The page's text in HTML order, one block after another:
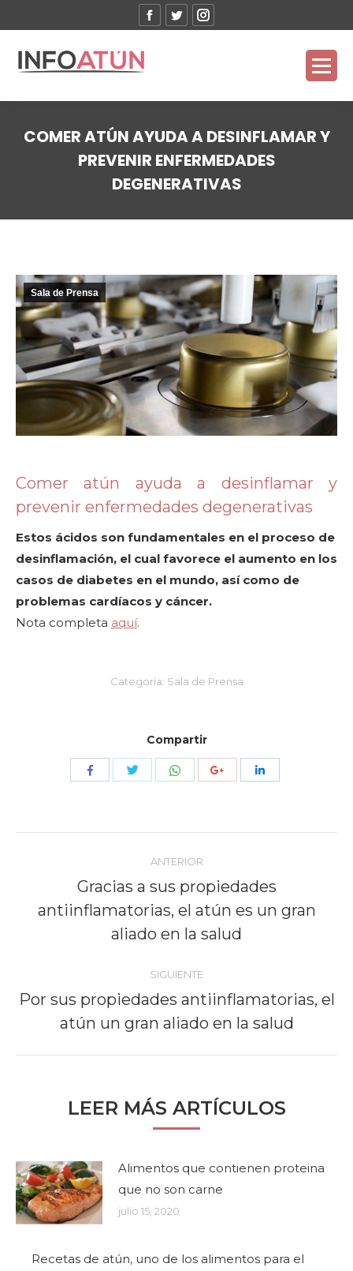
Facebook
Twitter
COMER ATÚN AYUDA A DESINFLAMAR Y
PREVENIR ENFERMEDADES
DEGENERATIVAS
Sala de Prensa
Comer atún ayuda a desinflamar y
prevenir enfermedades degenerativas
Estos ácidos son fundamentales en el proceso de
desinflamación, el cual favorece el aumento en los
casos de diabetes en el mundo, así como de
problemas cardíacos y cáncer.
Nota completa aquí.
Categoría: Sala de Prensa
Compartir
CompartirCompartir Compartir Compartir
Navegación
entre
publicaciones
ANTERIOR
Publicación
anterior:
Gracias a sus propiedades
antiinflamatorias, el atún es un gran
aliado en la salud
SIGUIENTE
siguiente:
Por sus propiedades antiinflamatorias, el
atún un gran aliado en la salud
LEER MÁS ARTÍCULOS
Alimentos que contienen proteina
que no son carne
julio 15, 2020
Recetas de atún, uno de los alimentos para el